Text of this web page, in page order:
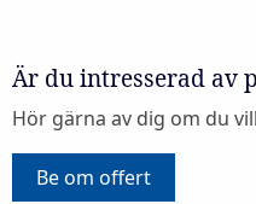
Är du intresserad av
Hör gärna av dig om du
Be om offert